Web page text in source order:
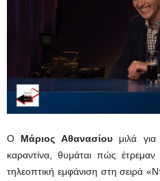
Ο Μάριος Αθανασίουμιλά για
καραντίνα, θυμάται πώς
τηλεοπτική εμφάνιση στη σειρά